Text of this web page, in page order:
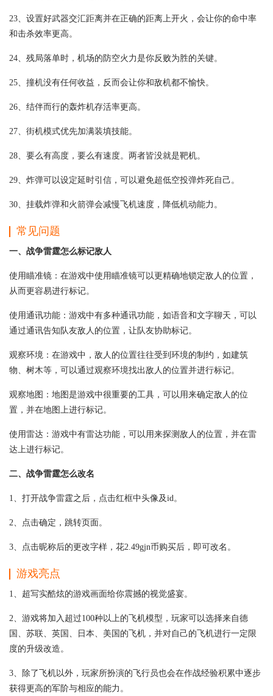
23、设置好武器交汇距离并在正确的距离上开火，会让你的命中率
和击杀效率更高。
24、残局落单时，机场的防空火力是你反败为胜的关键。
25、撞机没有任何收益，反而会让你和敌机都不愉快。
26、结伴而行的轰炸机存活率更高。
27、街机模式优先加满装填技能。
28、要么有高度，要么有速度。两者皆没就是靶机。
29、炸弹可以设定延时引信，可以避免超低空投弹炸死自己。
30、挂载炸弹和火箭弹会减慢飞机速度，降低机动能力。
常见问题
一、战争雷霆怎么标记敌人
使用瞄准镜：在游戏中使用瞄准镜可以更精确地锁定敌人的位置，
从而更容易进行标记。
使用通讯功能：游戏中有多种通讯功能，如语音和文字聊天，可以
通过通讯告知队友敌人的位置，让队友协助标记。
观察环境：在游戏中，敌人的位置往往受到环境的制约，如建筑
物、树木等，可以通过观察环境找出敌人的位置并进行标记。
观察地图：地图是游戏中很重要的工具，可以用来确定敌人的位
置，并在地图上进行标记。
使用雷达：游戏中有雷达功能，可以用来探测敌人的位置，并在雷
达上进行标记。
二、战争雷霆怎么改名
1、打开战争雷霆之后，点击红框中头像及id。
2、点击确定，跳转页面。
3、点击昵称后的更改字样，花2.49gjn币购买后，即可改名。
游戏亮点
1、超写实酷炫的游戏画面给你震撼的视觉盛宴。
2、游戏将加入超过100种以上的飞机模型，玩家可以选择来自德
国、苏联、英国、日本、美国的飞机，并对自己的飞机进行一定限
度的升级改造。
3、除了飞机以外，玩家所扮演的飞行员也会在作战经验积累中逐步
获得更高的军阶与相应的能力。